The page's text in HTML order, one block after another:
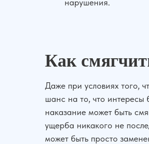
нарушения.
Как
Даже при условиях того,
шанс на то, что интересы
наказание может быть
ущерба никакого не
может быть просто